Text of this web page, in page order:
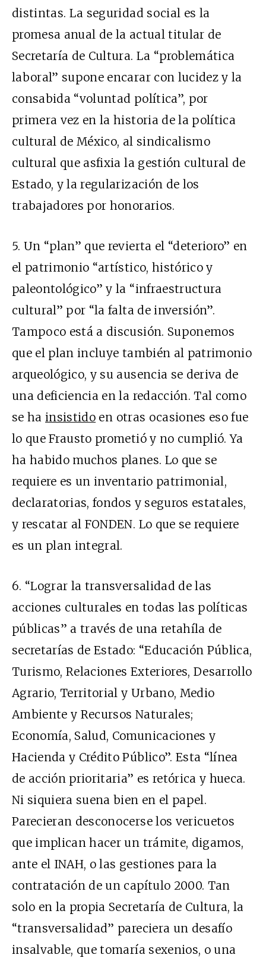
distintas. La seguridad social es la
promesa anual de la actual titular de
Secretaría de Cultura. La “problemática
laboral” supone encarar con lucidez y la
consabida “voluntad política”, por
primera vez en la historia de la política
cultural de México, al sindicalismo
cultural que asfixia la gestión cultural de
Estado, y la regularización de los
trabajadores por honorarios.
5. Un “plan” que revierta el “deterioro” en
el patrimonio “artístico, histórico y
paleontológico” y la “infraestructura
cultural” por “la falta de inversión”.
Tampoco está a discusión. Suponemos
que el plan incluye también al patrimonio
arqueológico, y su ausencia se deriva de
una deficiencia en la redacción. Tal como
se hainsistido en otras ocasiones eso fue
lo que Frausto prometió y no cumplió. Ya
ha habido muchos planes. Lo que se
requiere es un inventario patrimonial,
declaratorias, fondos y seguros estatales,
y rescatar al FONDEN. Lo que se requiere
es un plan integral.
6. “Lograr la transversalidad de las
acciones culturales en todas las políticas
públicas” a través de una retahíla de
secretarías de Estado: “Educación Pública,
Turismo, Relaciones Exteriores, Desarrollo
Agrario, Territorial y Urbano, Medio
Ambiente y Recursos Naturales;
Economía, Salud, Comunicaciones y
Hacienda y Crédito Público”. Esta “línea
de acción prioritaria” es retórica y hueca.
Ni siquiera suena bien en el papel.
Parecieran desconocerse los vericuetos
que implican hacer un trámite, digamos,
ante el INAH, o las gestiones para la
contratación de un capítulo 2000. Tan
solo en la propia Secretaría de Cultura, la
“transversalidad” pareciera un desafío
insalvable, que tomaría sexenios, o una